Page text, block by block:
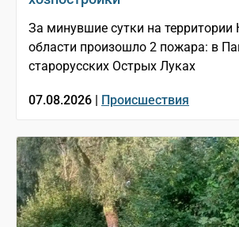
За минувшие сутки на территории
области произошло 2 пожара: в
старорусских Острых Луках
07.08.2026 | Происшествия